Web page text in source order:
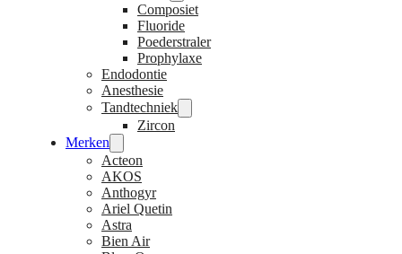
Composiet
Fluoride
Poederstraler
Prophylaxe
Endodontie
Anesthesie
Tandtechniek
Zircon
Merken
Acteon
AKOS
Anthogyr
Ariel Quetin
Astra
Bien Air